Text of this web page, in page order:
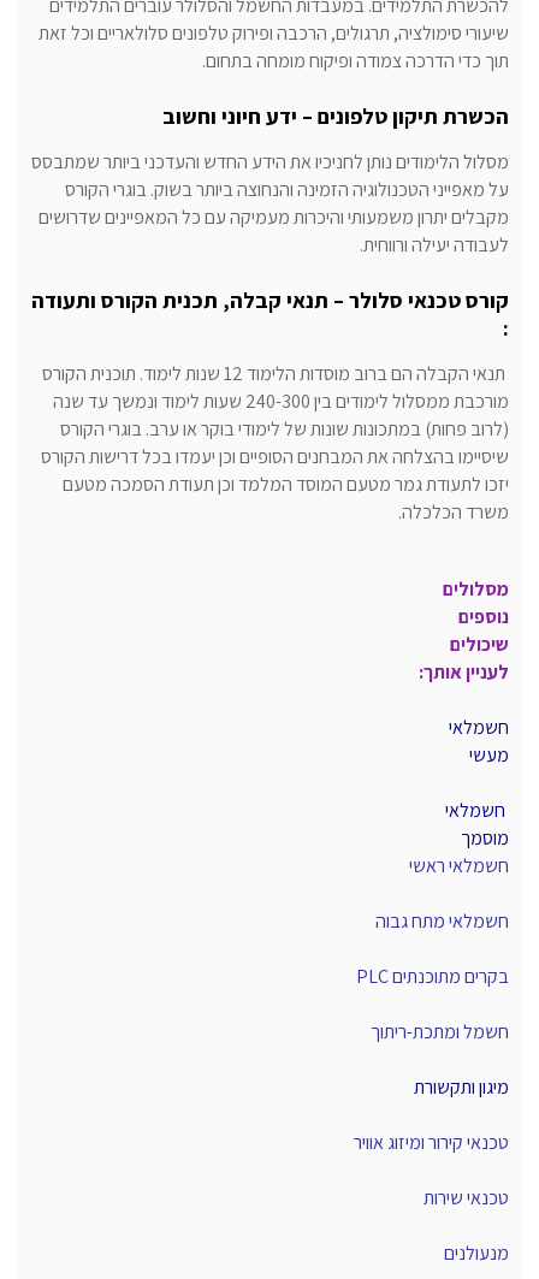
שיעורי סימולציה, תרגולים, הרכבה ופירוק טלפונים סלולאריים וכל זאת
תוך כדי הדרכה צמודה ופיקוח מומחה בתחום.
הכשרת תיקון טלפונים – ידע חיוני וחשוב
מסלול הלימודים נותן לחניכיו את הידע החדש והעדכני ביותר שמתבסס
על מאפייני הטכנולוגיה הזמינה והנחוצה ביותר בשוק. בוגרי הקורס
מקבלים יתרון משמעותי והיכרות מעמיקה עם כל המאפיינים שדרושים
לעבודה יעילה ורווחית.
קורס טכנאי סלולר – תנאי קבלה, תכנית הקורס ותעודה
:
תנאי הקבלה הם ברוב מוסדות הלימוד 12 שנות לימוד. תוכנית הקורס
מורכבת ממסלול לימודים בין 240-300 שעות לימוד ונמשך עד שנה
(לרוב פחות) במתכונות שונות של לימודי בוקר או ערב. בוגרי הקורס
שיסיימו בהצלחה את המבחנים הסופיים וכן יעמדו בכל דרישות הקורס
יזכו לתעודת גמר מטעם המוסד המלמד וכן תעודת הסמכה מטעם
משרד הכלכלה.
מסלולים
נוספים
שיכולים
לעניין אותך:
חשמלאי
מעשי
חשמלאי
מוסמך
חשמלאי ראשי
חשמלאי מתח גבוה
בקרים מתוכנתים PLC
חשמל ומתכת-ריתוך
מיגון ותקשורת
טכנאי קירור ומיזוג אוויר
טכנאי שירות
מנעולנים